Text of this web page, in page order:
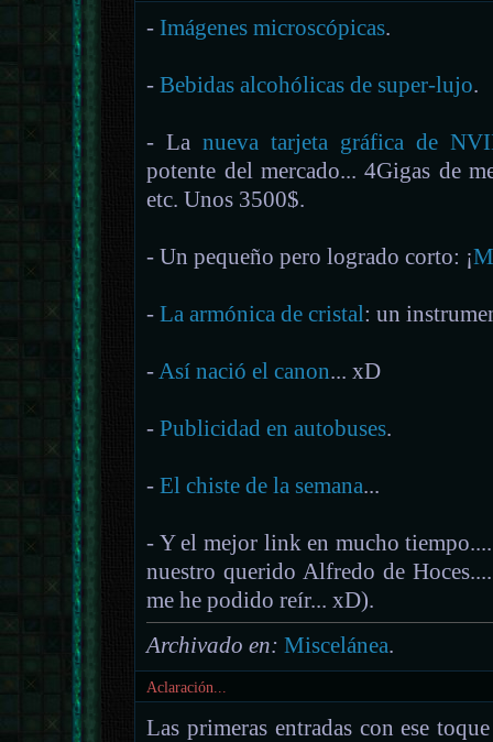
- Imágenes microscópicas.
-Bebidas alcohólicas de super-lujo.
- Lanueva tarjeta gráfica de
potente del mercado... 4Gigas de
etc. Unos 3500$.
- Un pequeño pero logrado corto: ¡
-La armónica de cristal: un
-Así nació el canon... xD
-Publicidad en autobuses.
-El chiste de la semana...
- Y el mejor link en mucho
nuestro querido Alfredo de
me he podido reír... xD).
Archivado en: Miscelánea.
Aclaración...
Las primeras entradas con ese